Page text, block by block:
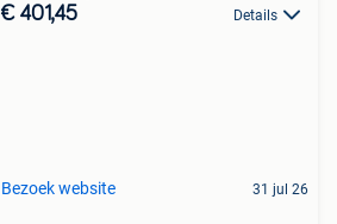
€ 401,45 Details
Bezoek website 31 jul 26